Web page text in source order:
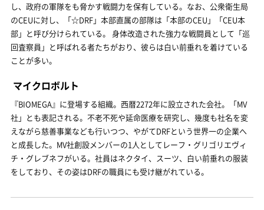
し、政府の軍隊をも脅かす戦闘力を保有している。なお、公衆衛生局
のCEUに対し、「☆DRF」本部直属の部隊は「本部のCEU」「CEU本
部」と呼び分けられている。 身体改造された強力な戦闘員として「巡
回査察員」と呼ばれる者たちがおり、彼らは白い前垂れを着けている
ことが多い。
マイクロボルト
『BIOMEGA』に登場する組織。西暦2272年に設立された会社。「MV
社」とも表記される。不老不死や延命医療を研究し、幾度も社名を変
えながら慈善事業なども行いつつ、やがてDRFという世界一の企業へ
と成長した。MV社創設メンバーの1人としてレーフ・グリゴリエヴィ
チ・グレブネフがいる。社員はネクタイ、スーツ、白い前垂れの服装
をしており、その姿はDRFの職員にも受け継がれている。